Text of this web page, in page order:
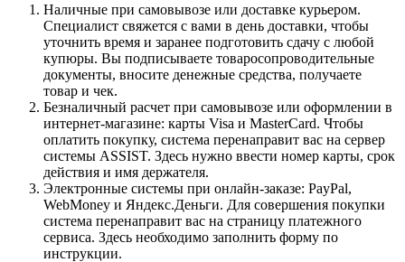
Наличные при самовывозе или доставке курьером.
Специалист свяжется с вами в день доставки, чтобы
уточнить время и заранее подготовить сдачу с любой
купюры. Вы подписываете товаросопроводительные
документы, вносите денежные средства, получаете
товар и чек.
Безналичный расчет при самовывозе или оформлении в
интернет-магазине: карты Visa и MasterCard. Чтобы
оплатить покупку, система перенаправит вас на сервер
системы ASSIST. Здесь нужно ввести номер карты, срок
действия и имя держателя.
Электронные системы при онлайн-заказе: PayPal,
WebMoney и Яндекс.Деньги. Для совершения покупки
система перенаправит вас на страницу платежного
сервиса. Здесь необходимо заполнить форму по
инструкции.